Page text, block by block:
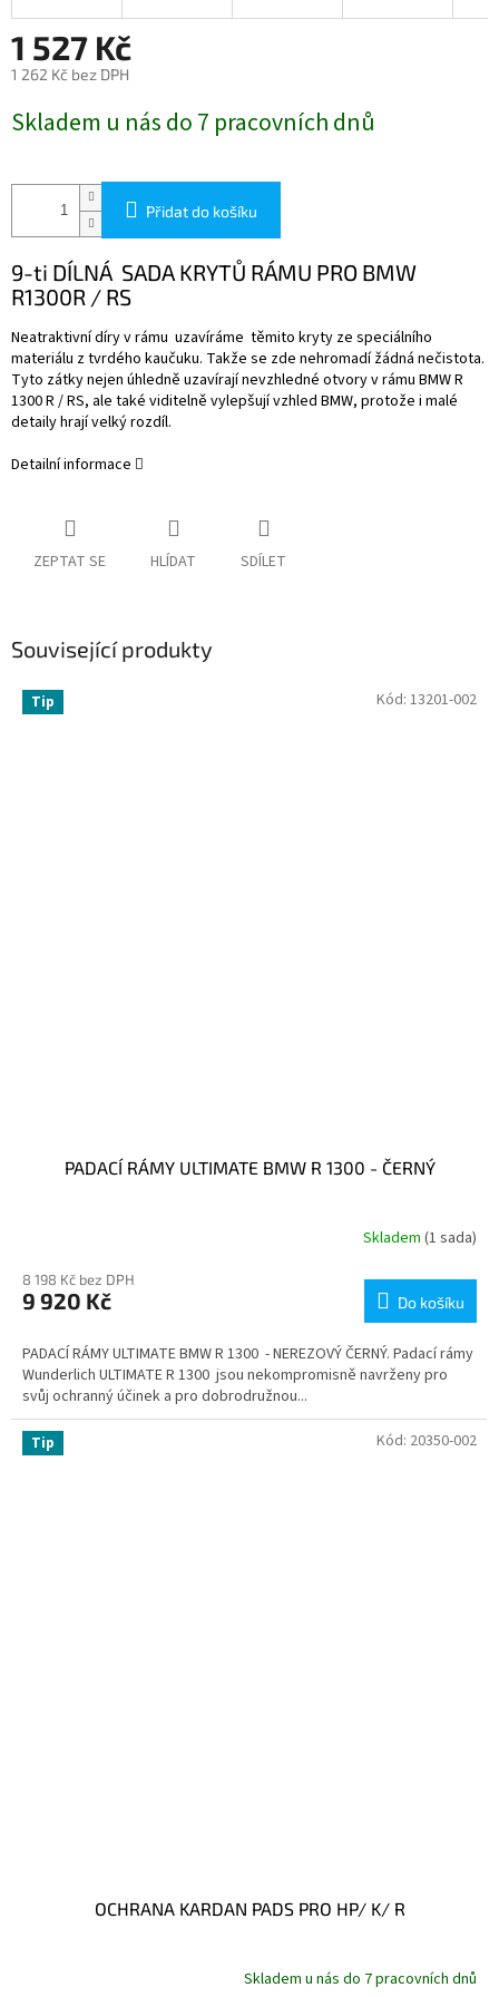
1 527 Kč
1 262 Kč bez DPH
cena:
Skladem u nás do 7 pracovních dnů
Přidat do košíku
9-ti DÍLNÁ SADA KRYTŮ RÁMU PRO BMW
R1300R / RS
Neatraktivní díry v rámu uzavíráme těmito kryty ze speciálního
materiálu z tvrdého kaučuku. Takže se zde nehromadí žádná nečistota.
Tyto zátky nejen úhledně uzavírají nevzhledné otvory v rámu BMW R
1300 R / RS, ale také viditelně vylepšují vzhled BMW, protože i malé
detaily hrají velký rozdíl.
Detailní informace
ZEPTAT SE HLÍDAT SDÍLET
Související produkty
Tip
PADACÍ RÁMY ULTIMATE BMW R 1300 - ČERNÝ
Skladem (1 sada)
8 198 Kč bez DPH
9 920 Kč Do košíku
PADACÍ RÁMY ULTIMATE BMW R 1300 - NEREZOVÝ ČERNÝ. Padací rámy
Wunderlich ULTIMATE R 1300 jsou nekompromisně navrženy pro
svůj ochranný účinek a pro dobrodružnou...
Kód: 13201-002
Tip
OCHRANA KARDAN PADS PRO HP/ K/ R
Skladem u nás do 7 pracovních dnů
Kód: 20350-002